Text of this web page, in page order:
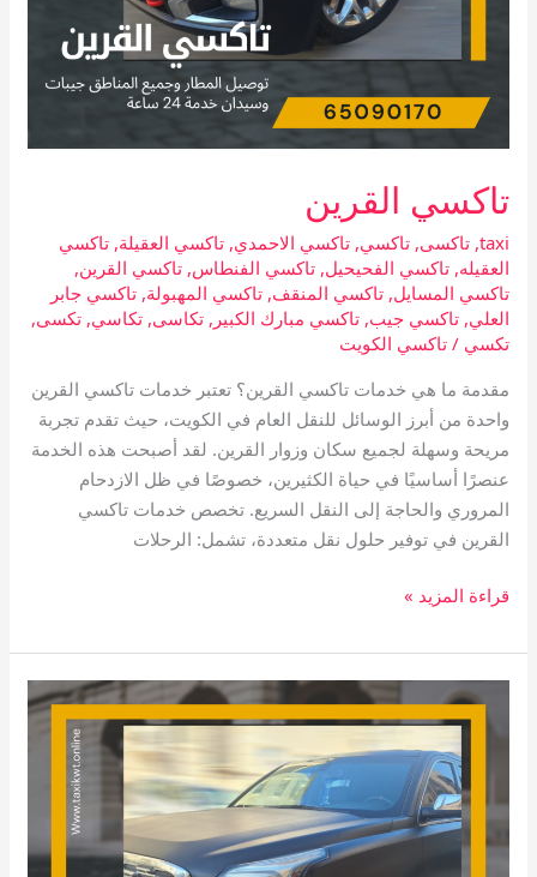
تاكسي القرين
taxi
,تاكسى,تاكسي,تاكسي الاحمدي,تاكسي العقيلة,تاكسي
العقيله,تاكسي الفحيحيل,تاكسي الفنطاس,تاكسي القرين,
تاكسي المسايل,تاكسي المنقف,تاكسي المهبولة,تاكسي جابر
العلي,تاكسي جيب,تاكسي مبارك الكبير ,تكاسى,تكاسي,تكسى,
تكسي /تاكسي الكويت
مقدمة ما هي خدمات تاكسي القرين؟ تعتبر خدمات تاكسي القرين
واحدة من أبرز الوسائل للنقل العام في الكويت، حيث تقدم تجربة
مريحة وسهلة لجميع سكان وزوار القرين. لقد أصبحت هذه الخدمة
عنصرًا أساسيًا في حياة الكثيرين، خصوصًا في ظل الازدحام
المروري والحاجة إلى النقل السريع. تخصص خدمات تاكسي
القرين في توفير حلول نقل متعددة، تشمل: الرحلات
قراءة المزيد »
تاكسي
المسايل